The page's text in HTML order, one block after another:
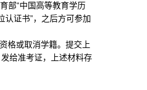
部“中国高等教育学历
认证书”，之后方可参加
格或取消学籍。提交上
给准考证，上述材料存